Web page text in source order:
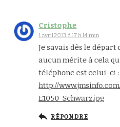
Cristophe
1 avril 2013 à 17 h 14 min
Je savais dès le départ
aucun mérite à cela
téléphone est celui-ci :
http://
E1050_Schwarz.jpg
RÉPONDRE